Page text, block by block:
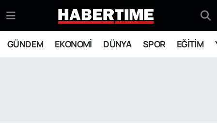
GÜNDEM EKONOMİ DÜNYA SPOR EĞİTİM
EKONOMİ
Eskişehir Nöbetçi Eczaneler
Eskişehir Hava Durumu